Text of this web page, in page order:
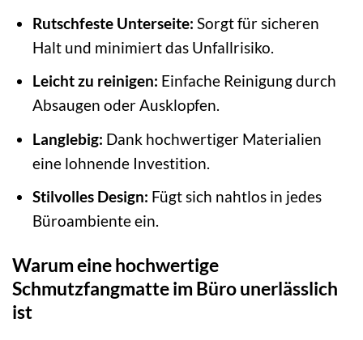
Rutschfeste Unterseite: Sorgt für sicheren
Halt und minimiert das Unfallrisiko.
Leicht zu reinigen: Einfache Reinigung durch
Absaugen oder Ausklopfen.
Langlebig: Dank hochwertiger Materialien
eine lohnende Investition.
Stilvolles Design: Fügt sich nahtlos in jedes
Büroambiente ein.
Warum eine hochwertige
Schmutzfangmatte im Büro unerlässlich
ist